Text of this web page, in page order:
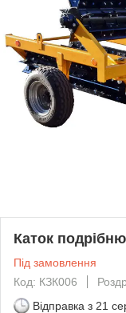
Каток
Під замовлення
Код: КЗК006
Відправка з 21